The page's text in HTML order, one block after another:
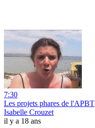
7:30
Les projets phares de l'APBT
Isabelle Crouzet
il y a 18 ans